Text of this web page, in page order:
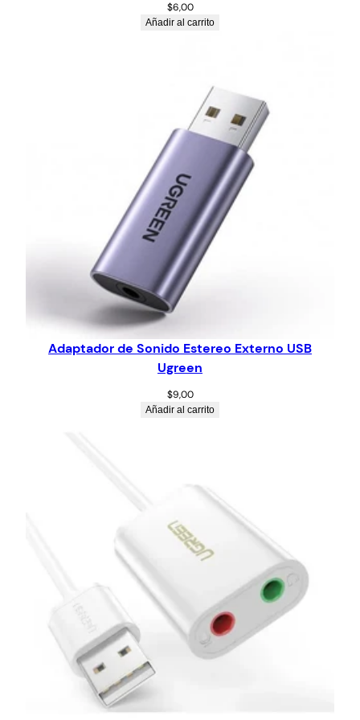
$6,00
Añadir al carrito
Adaptador de Sonido Estereo Externo USB
Ugreen
$9,00
Añadir al carrito